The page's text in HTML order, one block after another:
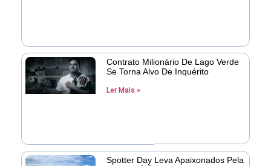
Contrato Milionário De Lago Verde
Se Torna Alvo De Inquérito
Ler Mais »
Spotter Day Leva Apaixonados Pela